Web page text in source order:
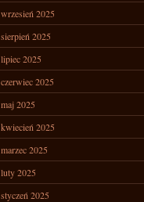
wrzesień 2025
sierpień 2025
lipiec 2025
czerwiec 2025
maj 2025
kwiecień 2025
marzec 2025
luty 2025
styczeń 2025